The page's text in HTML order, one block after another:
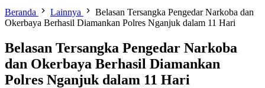
Beranda Lainnya
Belasan Tersangka Pengedar Narkoba dan
Okerbaya Berhasil Diamankan Polres Nganjuk dalam 11 Hari
Belasan Tersangka Pengedar Narkoba
dan Okerbaya Berhasil Diamankan
Polres Nganjuk dalam 11 Hari